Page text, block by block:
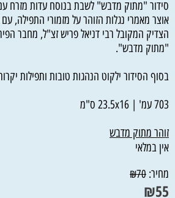
סידור "מתוק מדבש" לשבת בנוסח עדות מזרח עם
אוצר מאמרי נגלות הזוהר על מזמורי התפילה,
הצדיק המקובל רבי דניאל פריש זצ"ל, מחבר
"מתוק מדבש".
בסוף הסידור ילקוט הנהגות טובות ותפילות
703 עמ' | 23.5x16 ס"מ
זוהר מתוק מדבש
אין במלאי
מחיר:
₪70
₪55